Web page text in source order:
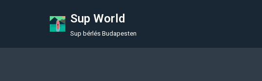
Sup World
Sup bérlés Budapesten